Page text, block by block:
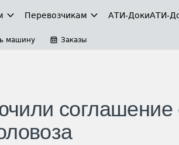
Перевозчикам АТИ-ДокиАТИ-
машину Заказы
соглашение